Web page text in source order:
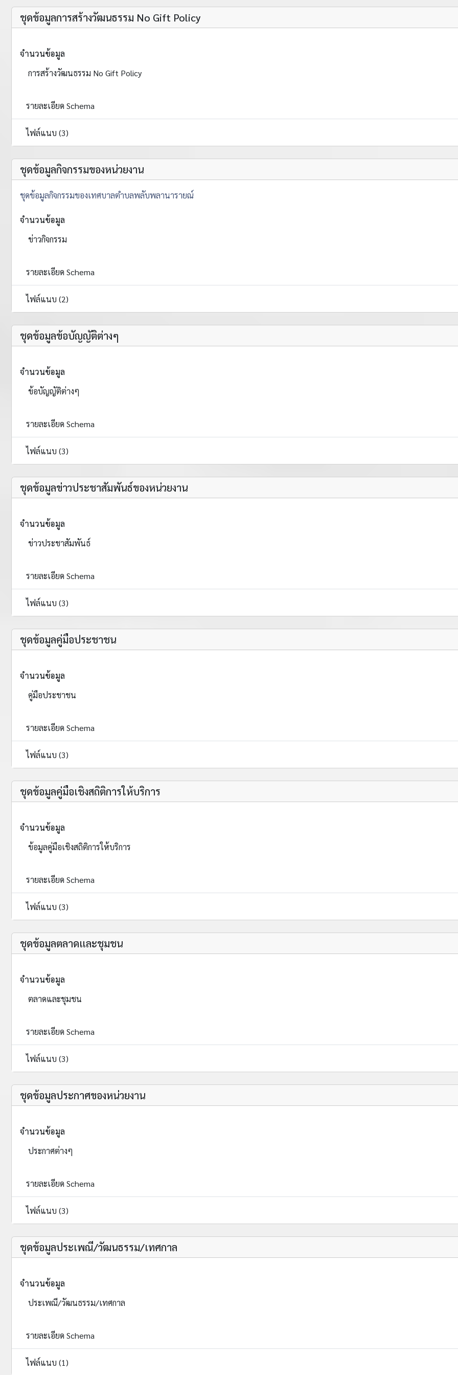
ชุดข้อมูลการสร้างวัฒนธรรม No Gift Policy
จำนวนข้อมูล
การสร้างวัฒนธรรม No Gift Policy
รายละเอียด Schema
ไฟล์แนบ (3)
ชุดข้อมูลกิจกรรมของหน่วยงาน
ชุดข้อมูลกิจกรรมของเทศบาลตำบลพลับพลานารายณ์
จำนวนข้อมูล
ข่าวกิจกรรม
รายละเอียด Schema
ไฟล์แนบ (2)
ชุดข้อมูลข้อบัญญัติต่างๆ
จำนวนข้อมูล
ข้อบัญญัติต่างๆ
รายละเอียด Schema
ไฟล์แนบ (3)
ชุดข้อมูลข่าวประชาสัมพันธ์ของหน่วยงาน
จำนวนข้อมูล
ข่าวประชาสัมพันธ์
รายละเอียด Schema
ไฟล์แนบ (3)
ชุดข้อมูลคู่มือประชาชน
จำนวนข้อมูล
คู่มือประชาชน
รายละเอียด Schema
ไฟล์แนบ (3)
ชุดข้อมูลคู่มือเชิงสถิติการให้บริการ
จำนวนข้อมูล
ข้อมูลคู่มือเชิงสถิติการให้บริการ
รายละเอียด Schema
ไฟล์แนบ (3)
ชุดข้อมูลตลาดและชุมชน
จำนวนข้อมูล
ตลาดและชุมชน
รายละเอียด Schema
ไฟล์แนบ (3)
ชุดข้อมูลประกาศของหน่วยงาน
จำนวนข้อมูล
ประกาศต่างๆ
รายละเอียด Schema
ไฟล์แนบ (3)
ชุดข้อมูลประเพณี/วัฒนธรรม/เทศกาล
จำนวนข้อมูล
ประเพณี/วัฒนธรรม/เทศกาล
รายละเอียด Schema
ไฟล์แนบ (1)